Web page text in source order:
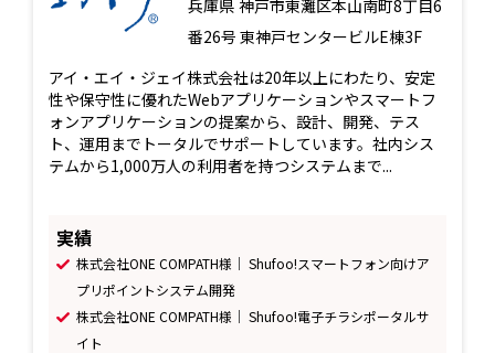
兵庫県 神戸市東灘区本山南町8丁目6
番26号 東神戸センタービルE棟3F
アイ・エイ・ジェイ株式会社は20年以上にわたり、安定
性や保守性に優れたWebアプリケーションやスマートフ
ォンアプリケーションの提案から、設計、開発、テス
ト、運用までトータルでサポートしています。社内シス
テムから1,000万人の利用者を持つシステムまで...
実績
株式会社ONE COMPATH様｜ Shufoo!スマートフォン向けア
プリポイントシステム開発
株式会社ONE COMPATH様｜ Shufoo!電子チラシポータルサ
イト